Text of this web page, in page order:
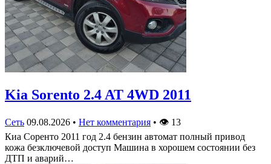
Kia Sorento 2.4 AT 4WD 2011
Сеть 09.08.2026 • Нет комментария • 👁 13
Киа Соренто 2011 год 2.4 бензин автомат полный привод
кожа безключевой доступ Машина в хорошем состоянии без
ДТП и аварий…